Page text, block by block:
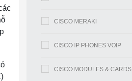
CISCO MERAKI
CISCO IP PHONES VOIP
CISCO MODULES & CARDS